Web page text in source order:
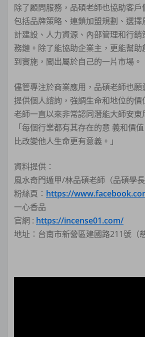
除了顧問服務，品碩老師也協助客戶
包括品牌策略、連鎖加盟規劃、選
計建設、人力資源、內部管理和行
務鏈。除了能協助企業主，更能幫助
到實施，闖出屬於自己的一片市場。
儘管專注於商業應用，品碩老師也願
提供個人諮詢，強調生命和地位的價
老師一直以來非常認同潛能大師安東
「每個行業都有其存在的意 義和價
比改變他人生命更有意義。」
資料提供：
風水奇門遁甲/林品碩老師（品碩學長
粉絲頁： https://
一心香品
官網 : https://incense01.com/
地址：台南市新營區建國路211號（